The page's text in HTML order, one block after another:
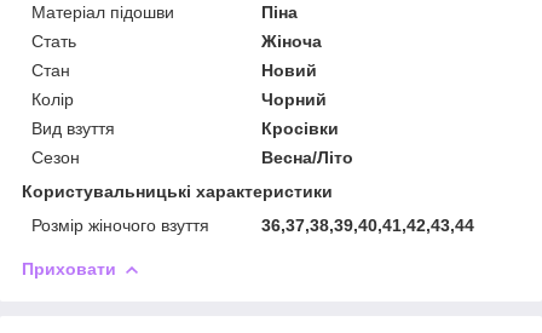
Матеріал підошви
Піна
Стать
Жіноча
Стан
Новий
Колір
Чорний
Вид взуття
Кросівки
Сезон
Весна/Літо
Користувальницькі характеристики
Розмір жіночого взуття
36,37,38,39,40,41,42,43,44
Приховати